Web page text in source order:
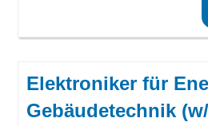
Elektroniker für
Gebäudetechnik